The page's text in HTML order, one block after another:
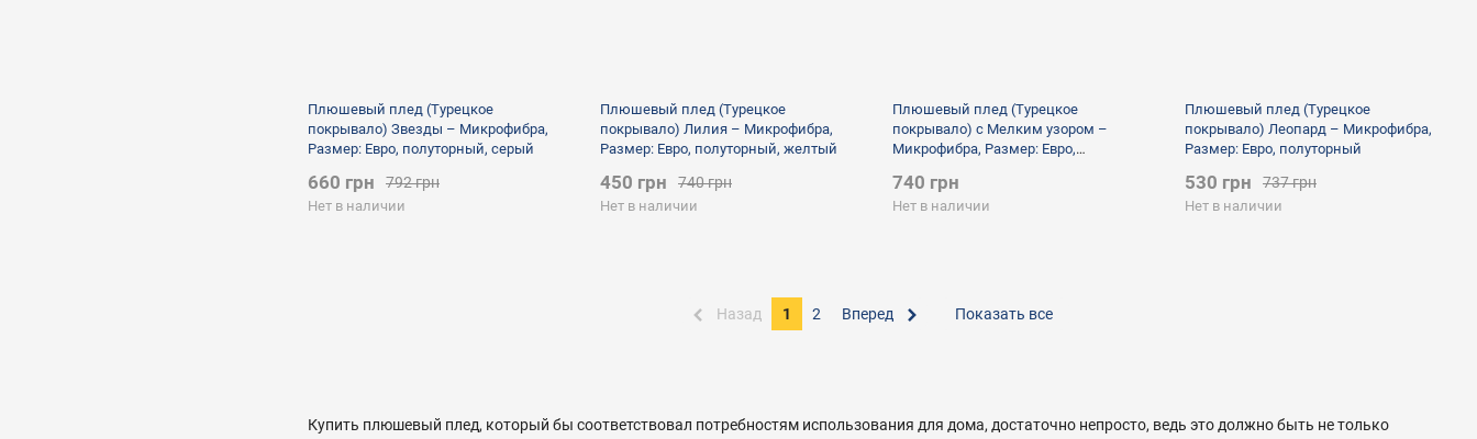
Купить плюшевый плед, который бы соответствовал потребностям использования для дома, достаточно непросто, ведь это должно быть не только
Плюшевый плед (Турецкое
покрывало) Звезды – Микрофибра,
Размер: Евро, полуторный, серый
792 грн
660 грн
Нет в наличии
Плюшевый плед (Турецкое
покрывало) Лилия – Микрофибра,
Размер: Евро, полуторный, желтый
740 грн
450 грн
Нет в наличии
Плюшевый плед (Турецкое
покрывало) c Мелким узором –
Микрофибра, Размер: Евро,
740 грн
Нет в наличии
Плюшевый плед (Турецкое
покрывало) Леопард – Микрофибра,
Размер: Евро, полуторный
737 грн
530 грн
Нет в наличии
Назад 1 2 Вперед Показать все